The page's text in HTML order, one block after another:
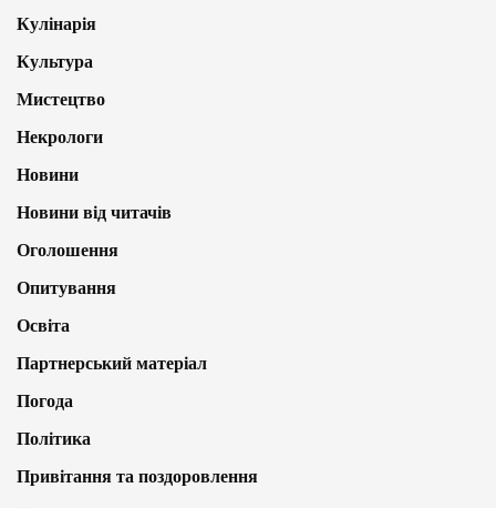
Кулінарія
Культура
Мистецтво
Некрологи
Новини
Новини від читачів
Оголошення
Опитування
Освіта
Партнерський матеріал
Погода
Політика
Привітання та поздоровлення